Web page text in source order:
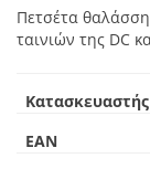
Πετσέτα
ταινιών της DC
Κατασκευαστής
EAN